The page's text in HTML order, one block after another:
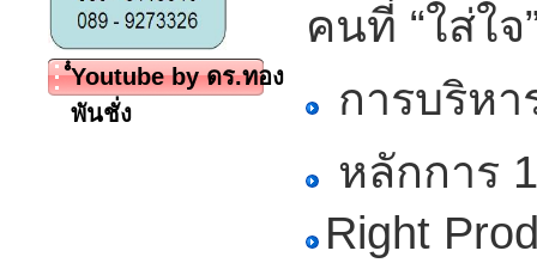
ํํYoutube by ดร.ทอง
พันชั่ง
คนที่ “ใส่ใจ
การบริหา
หลักการ
Right